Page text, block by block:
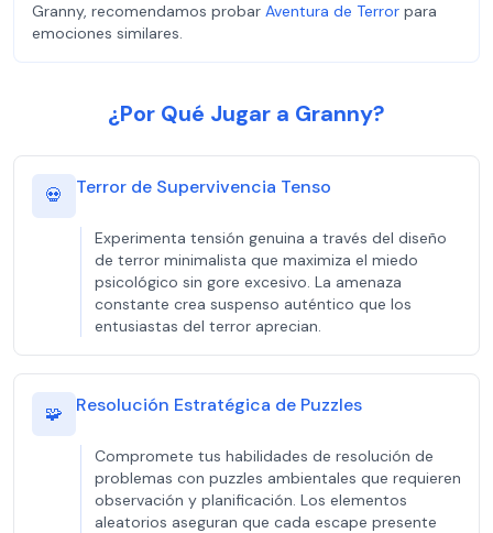
Granny, recomendamos probar Aventura de Terror para
emociones similares.
¿Por Qué Jugar a Granny?
💀 Terror de Supervivencia Tenso
Experimenta tensión genuina a través del diseño
de terror minimalista que maximiza el miedo
psicológico sin gore excesivo. La amenaza
constante crea suspenso auténtico que los
entusiastas del terror aprecian.
🧩 Resolución Estratégica de Puzzles
Compromete tus habilidades de resolución de
problemas con puzzles ambientales que requieren
observación y planificación. Los elementos
aleatorios aseguran que cada escape presente